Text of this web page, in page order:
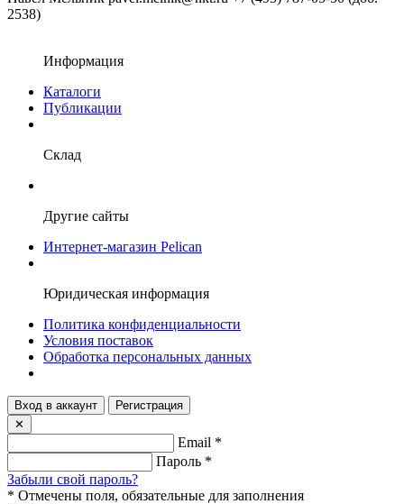
2538)
Информация
Каталоги
Публикации
Склад
Другие сайты
Интернет-магазин Pelican
Юридическая информация
Политика конфиденциальности
Условия поставок
Обработка персональных данных
Вход в аккаунт
Регистрация
✕
Email *
Пароль *
Забыли свой пароль?
* Отмечены поля, обязательные для заполнения